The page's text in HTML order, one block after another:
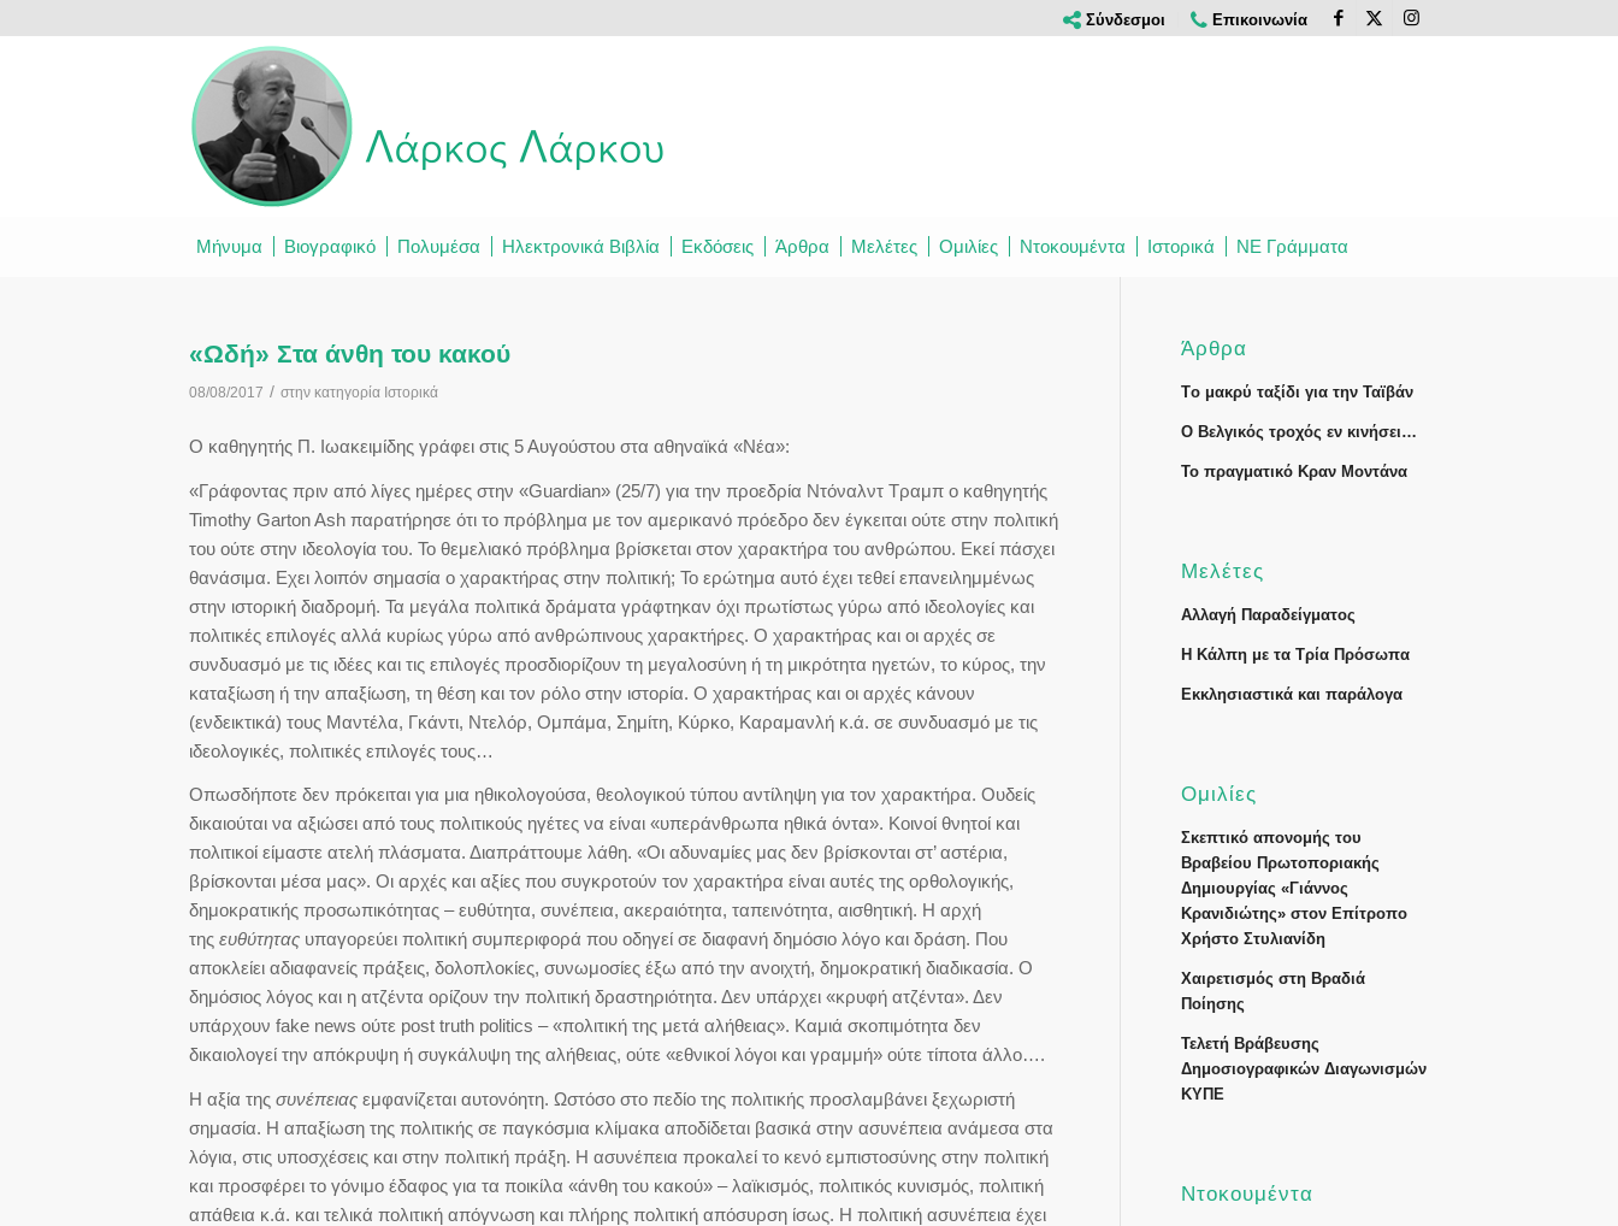
Σύνδεσμοι Επικοινωνία
Μήνυμα Βιογραφικό Πολυμέσα Ηλεκτρονικά Βιβλία Εκδόσεις Άρθρα Μελέτες Ομιλίες Ντοκουμέντα Ιστορικά ΝΕ Γράμματα
«Ωδή» Στα άνθη του κακού
08/08/2017 / στην κατηγορία Ιστορικά
Ο καθηγητής Π. Ιωακειμίδης γράφει στις 5 Αυγούστου στα αθηναϊκά «Νέα»:
«Γράφοντας πριν από λίγες ημέρες στην «Guardian» (25/7) για την προεδρία Ντόναλντ Τραμπ ο καθηγητής
Timothy Garton Ash παρατήρησε ότι το πρόβλημα με τον αμερικανό πρόεδρο δεν έγκειται ούτε στην πολιτική
του ούτε στην ιδεολογία του. Το θεμελιακό πρόβλημα βρίσκεται στον χαρακτήρα του ανθρώπου. Εκεί πάσχει
θανάσιμα. Εχει λοιπόν σημασία ο χαρακτήρας στην πολιτική; Το ερώτημα αυτό έχει τεθεί επανειλημμένως
στην ιστορική διαδρομή. Τα μεγάλα πολιτικά δράματα γράφτηκαν όχι πρωτίστως γύρω από ιδεολογίες και
πολιτικές επιλογές αλλά κυρίως γύρω από ανθρώπινους χαρακτήρες. Ο χαρακτήρας και οι αρχές σε
συνδυασμό με τις ιδέες και τις επιλογές προσδιορίζουν τη μεγαλοσύνη ή τη μικρότητα ηγετών, το κύρος, την
καταξίωση ή την απαξίωση, τη θέση και τον ρόλο στην ιστορία. Ο χαρακτήρας και οι αρχές κάνουν
(ενδεικτικά) τους Μαντέλα, Γκάντι, Ντελόρ, Ομπάμα, Σημίτη, Κύρκο, Καραμανλή κ.ά. σε συνδυασμό με τις
ιδεολογικές, πολιτικές επιλογές τους…
Οπωσδήποτε δεν πρόκειται για μια ηθικολογούσα, θεολογικού τύπου αντίληψη για τον χαρακτήρα. Ουδείς
δικαιούται να αξιώσει από τους πολιτικούς ηγέτες να είναι «υπεράνθρωπα ηθικά όντα». Κοινοί θνητοί και
πολιτικοί είμαστε ατελή πλάσματα. Διαπράττουμε λάθη. «Οι αδυναμίες μας δεν βρίσκονται στ’ αστέρια,
βρίσκονται μέσα μας». Οι αρχές και αξίες που συγκροτούν τον χαρακτήρα είναι αυτές της ορθολογικής,
δημοκρατικής προσωπικότητας – ευθύτητα, συνέπεια, ακεραιότητα, ταπεινότητα, αισθητική. Η αρχή
της ευθύτητας υπαγορεύει πολιτική συμπεριφορά που οδηγεί σε διαφανή δημόσιο λόγο και δράση. Που
αποκλείει αδιαφανείς πράξεις, δολοπλοκίες, συνωμοσίες έξω από την ανοιχτή, δημοκρατική διαδικασία. Ο
δημόσιος λόγος και η ατζέντα ορίζουν την πολιτική δραστηριότητα. Δεν υπάρχει «κρυφή ατζέντα». Δεν
υπάρχουν fake news ούτε post truth politics – «πολιτική της μετά αλήθειας». Καμιά σκοπιμότητα δεν
δικαιολογεί την απόκρυψη ή συγκάλυψη της αλήθειας, ούτε «εθνικοί λόγοι και γραμμή» ούτε τίποτα άλλο….
Η αξία της συνέπειας εμφανίζεται αυτονόητη. Ωστόσο στο πεδίο της πολιτικής προσλαμβάνει ξεχωριστή
σημασία. Η απαξίωση της πολιτικής σε παγκόσμια κλίμακα αποδίδεται βασικά στην ασυνέπεια ανάμεσα στα
λόγια, στις υποσχέσεις και στην πολιτική πράξη. Η ασυνέπεια προκαλεί το κενό εμπιστοσύνης στην πολιτική
και προσφέρει το γόνιμο έδαφος για τα ποικίλα «άνθη του κακού» – λαϊκισμός, πολιτικός κυνισμός, πολιτική
απάθεια κ.ά. και τελικά πολιτική απόγνωση και πλήρης πολιτική απόσυρση ίσως. Η πολιτική ασυνέπεια έχει
Άρθρα
Tο μακρύ ταξίδι για την Ταϊβάν
Ο Βελγικός τροχός εν κινήσει…
Το πραγματικό Κραν Μοντάνα
Μελέτες
Αλλαγή Παραδείγματος
Η Κάλπη με τα Τρία Πρόσωπα
Εκκλησιαστικά και παράλογα
Ομιλίες
Σκεπτικό απονομής του
Βραβείου Πρωτοποριακής
Δημιουργίας «Γιάννος
Κρανιδιώτης» στον Επίτροπο
Χρήστο Στυλιανίδη
Χαιρετισμός στη Βραδιά
Ποίησης
Τελετή Βράβευσης
Δημοσιογραφικών Διαγωνισμών
ΚΥΠΕ
Ντοκουμέντα